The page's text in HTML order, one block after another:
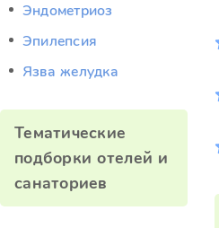
Эндометриоз
Эпилепсия
Язва желудка
Тематические
подборки отелей и
санаториев